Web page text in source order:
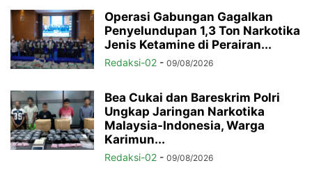
Operasi Gabungan Gagalkan
Penyelundupan 1,3 Ton Narkotika
Jenis Ketamine di Perairan...
Redaksi-02 - 09/08/2026
Bea Cukai dan Bareskrim Polri
Ungkap Jaringan Narkotika
Malaysia-Indonesia, Warga
Karimun...
Redaksi-02 - 09/08/2026